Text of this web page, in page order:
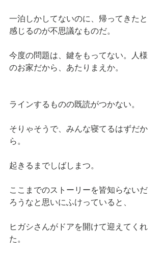
一泊しかしてないのに、帰ってきたと
感じるのが不思議なものだ。
今度の問題は、鍵をもってない。人様
のお家だから、あたりまえか。
ラインするものの既読がつかない。
そりゃそうで、みんな寝てるはずだか
ら。
起きるまでしばしまつ。
ここまでのストーリーを皆知らないだ
ろうなと思いにふけっていると、
ヒガシさんがドアを開けて迎えてくれ
た。